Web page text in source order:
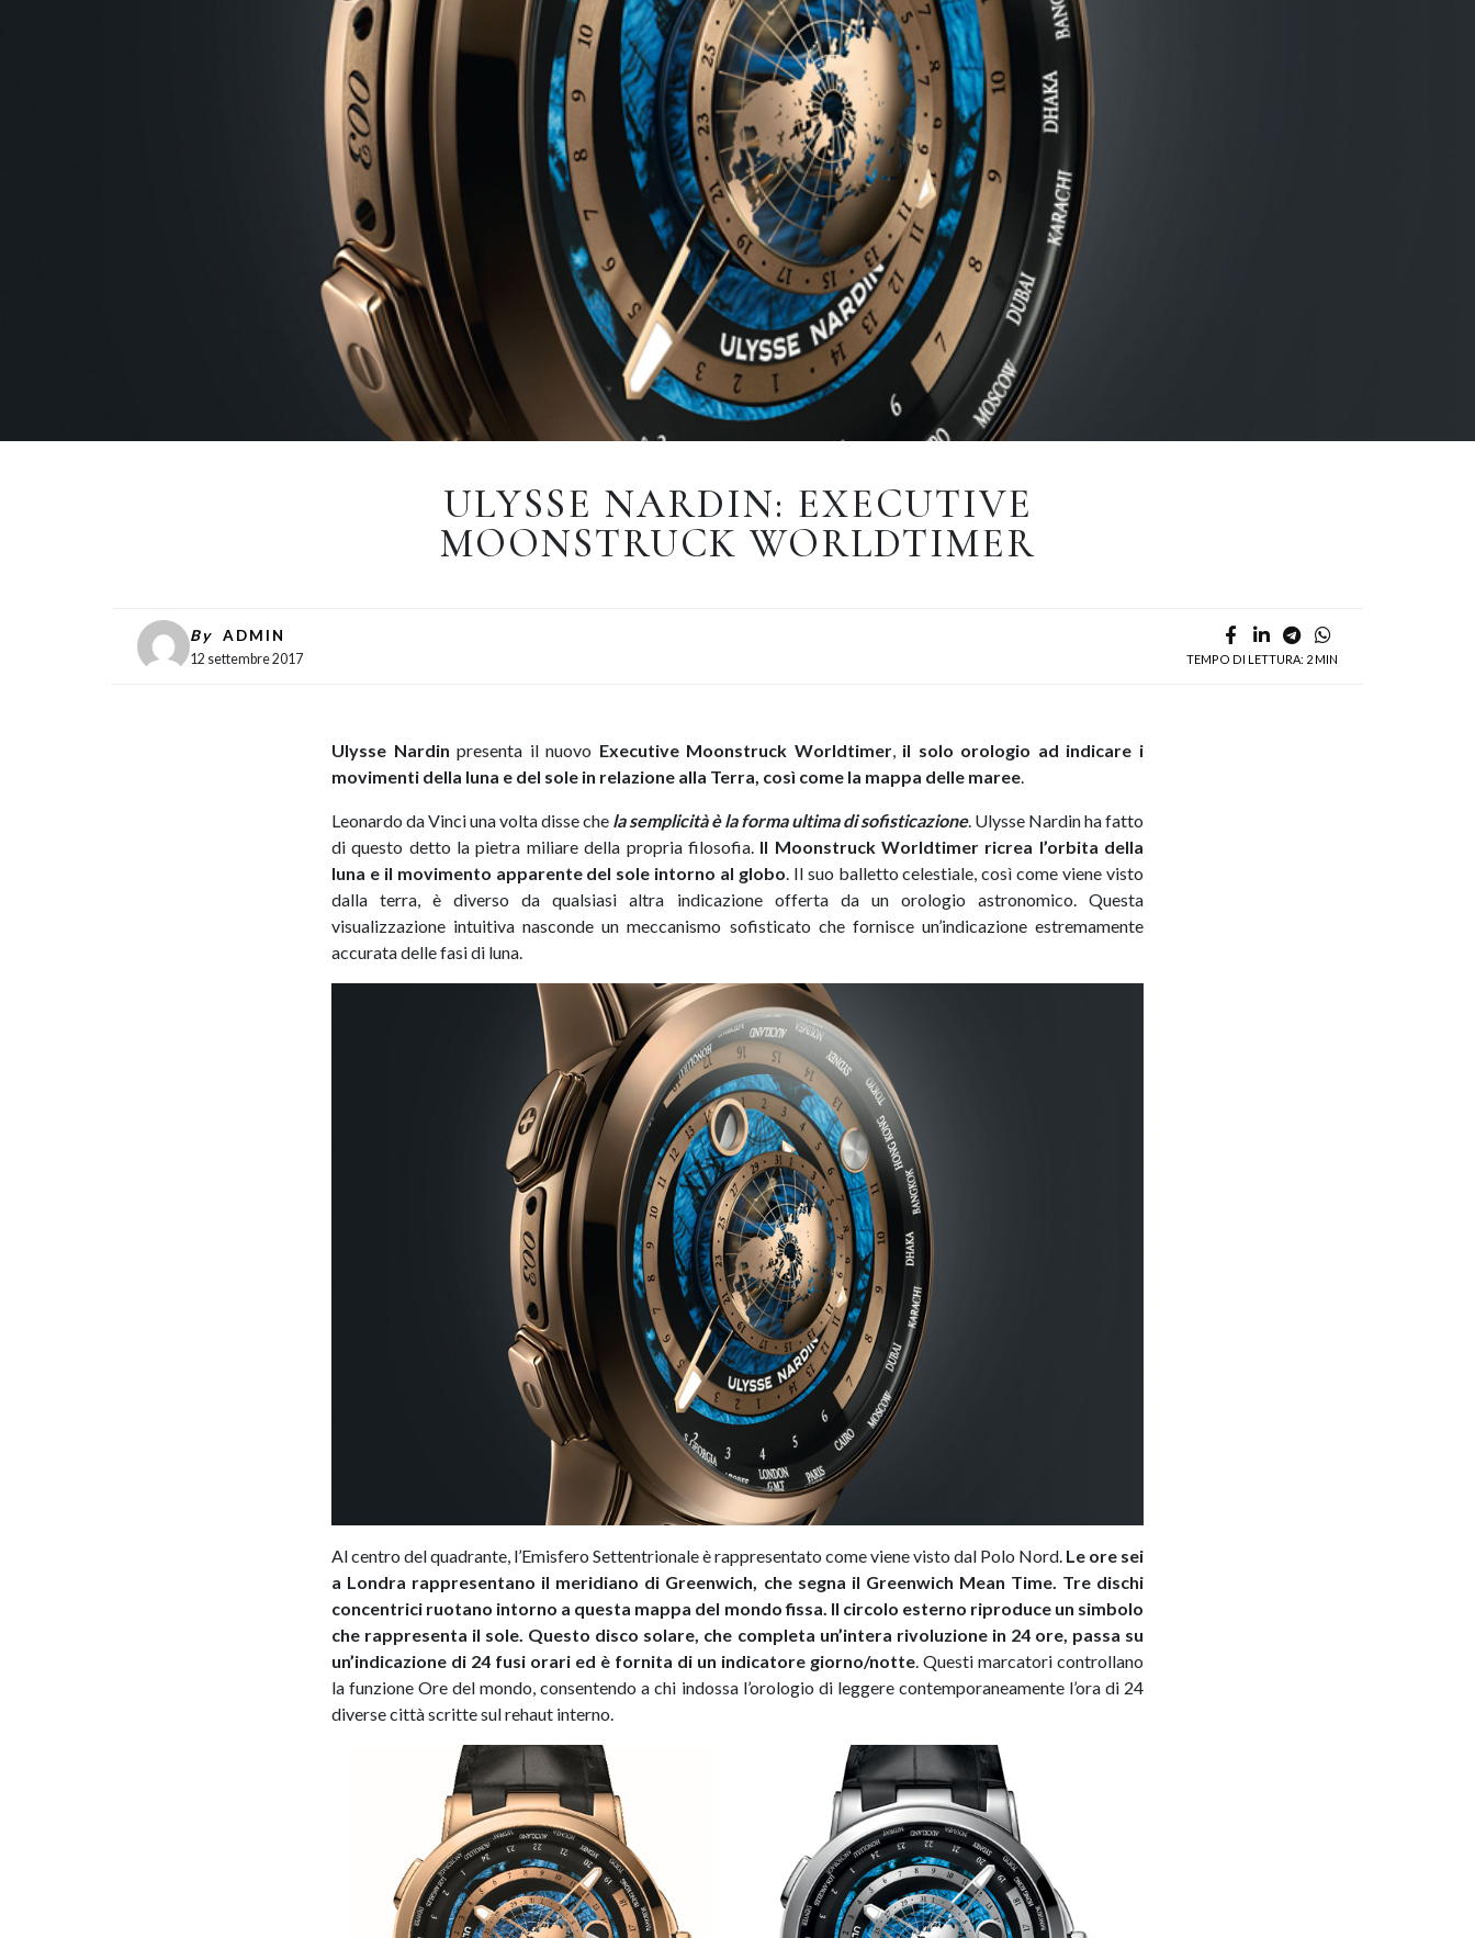
ULYSSE NARDIN: EXECUTIVE
MOONSTRUCK WORLDTIMER
By ADMIN
12 settembre 2017 TEMPO DI LETTURA: 2 MIN
Ulysse Nardin presenta il nuovo Executive Moonstruck Worldtimer, il solo orologio ad indicare i
movimenti della luna e del sole in relazione alla Terra, così come la mappa delle maree.
Leonardo da Vinci una volta disse che la semplicità è la forma ultima di sofisticazione. Ulysse Nardin ha fatto
di questo detto la pietra miliare della propria filosofia. Il Moonstruck Worldtimer ricrea l’orbita della
luna e il movimento apparente del sole intorno al globo. Il suo balletto celestiale, così come viene visto
dalla terra, è diverso da qualsiasi altra indicazione offerta da un orologio astronomico. Questa
visualizzazione intuitiva nasconde un meccanismo sofisticato che fornisce un’indicazione estremamente
accurata delle fasi di luna.
Al centro del quadrante, l’Emisfero Settentrionale è rappresentato come viene visto dal Polo Nord. Le ore sei
a Londra rappresentano il meridiano di Greenwich, che segna il Greenwich Mean Time. Tre dischi
concentrici ruotano intorno a questa mappa del mondo fissa. Il circolo esterno riproduce un simbolo
che rappresenta il sole. Questo disco solare, che completa un’intera rivoluzione in 24 ore, passa su
un’indicazione di 24 fusi orari ed è fornita di un indicatore giorno/notte . Questi marcatori controllano
la funzione Ore del mondo, consentendo a chi indossa l’orologio di leggere contemporaneamente l’ora di 24
diverse città scritte sul rehaut interno.